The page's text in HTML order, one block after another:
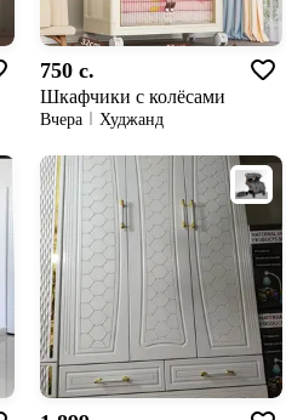
750 c.
Шкафчики с колёсами
Вчера Худжанд